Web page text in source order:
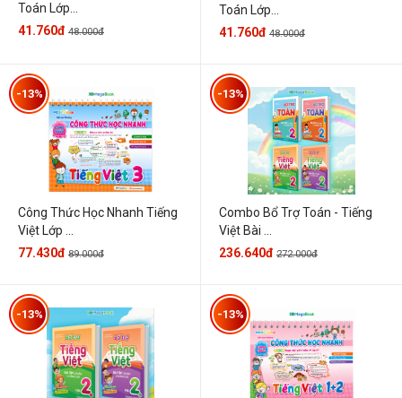
Toán Lớp...
41.760đ 48.000đ
Toán Lớp...
41.760đ 48.000đ
Công Thức Học Nhanh Tiếng
Việt Lớp ...
-13%
77.430đ 89.000đ
Combo Bổ Trợ Toán - Tiếng
Việt Bài ...
-13%
236.640đ 272.000đ
-13% -13%